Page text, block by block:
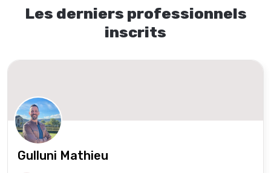
Les derniers professionnels
inscrits
Gulluni Mathieu